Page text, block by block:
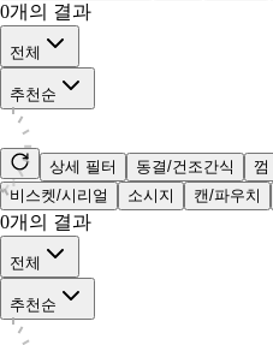
0개의 결과
전체
추천순
상세 필터 동결/건조간식 껌
비스켓/시리얼
소시지 캔/파우치
0개의 결과
전체
추천순